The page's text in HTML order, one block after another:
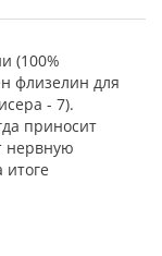
(100%
флизелин для
- 7).
приносит
нервную
итоге